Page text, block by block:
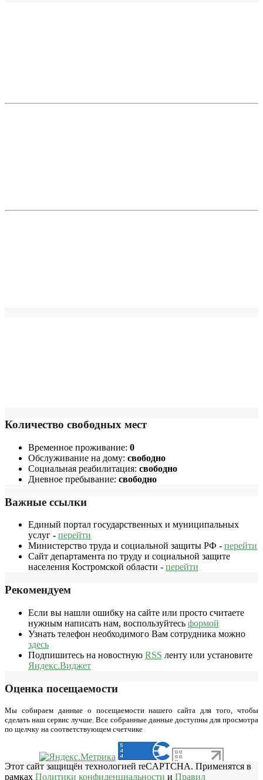
Количество свободных мест
Временное проживание: 0
Обслуживание на дому: свободно
Социальная реабилитация: свободно
Дневное пребывание: свободно
Важные ссылки
Единый портал государственных и муниципальных
услуг - перейти
Министерство труда и социальной защиты РФ - перейти
Сайт департамента по труду и социальной защите
населения Костромской области - перейти
Рекомендуем
Если вы нашли ошибку на сайте или просто считаете
нужным написать нам, воспользуйтесь формой
Узнать телефон необходимого Вам сотрудника можно
здесь
Подпишитесь на новостную RSS ленту или установите
Яндекс.Виджет
Оценка посещаемости
Мы собираем данные о посещаемости нашего сайта для того, чтобы
сделать наш сервис лучше. Все собранные данные доступны для просмотра
по щелчку на соответствующем счетчике
Этот сайт защищён технологией reCAPTCHA. Применятся в
рамках Политики конфиденциальности и Правил